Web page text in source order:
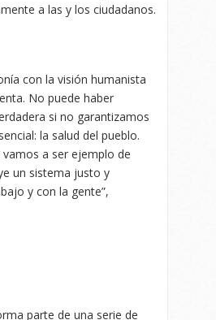
a las y los ciudadanos.
con la visión humanista
No puede haber
si no garantizamos
la salud del pueblo.
a ser ejemplo de
un sistema justo y
y con la gente”,
parte de una serie de